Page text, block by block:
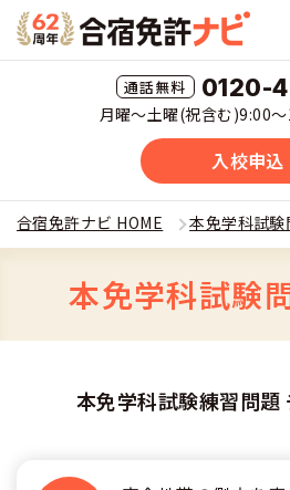
0120-
月曜〜土曜(祝含む)9:00
入校申込
HOME
教習所一覧
運転免許の種類(車種)
普通二輪
大型二輪
準中型車
合宿免許とは合宿免許に役立つ情報
合宿免許ナビ HOME 本免学科試
本免学科試験
本免学科試験練習問題